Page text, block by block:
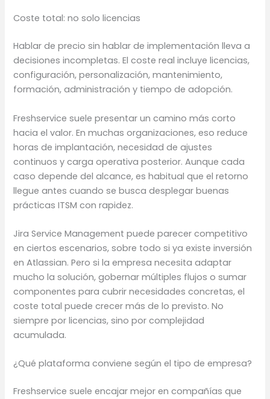
Coste total: no solo licencias
Hablar de precio sin hablar de implementación lleva a
decisiones incompletas. El coste real incluye licencias,
configuración, personalización, mantenimiento,
formación, administración y tiempo de adopción.
Freshservice suele presentar un camino más corto
hacia el valor. En muchas organizaciones, eso reduce
horas de implantación, necesidad de ajustes
continuos y carga operativa posterior. Aunque cada
caso depende del alcance, es habitual que el retorno
llegue antes cuando se busca desplegar buenas
prácticas ITSM con rapidez.
Jira Service Management puede parecer competitivo
en ciertos escenarios, sobre todo si ya existe inversión
en Atlassian. Pero si la empresa necesita adaptar
mucho la solución, gobernar múltiples flujos o sumar
componentes para cubrir necesidades concretas, el
coste total puede crecer más de lo previsto. No
siempre por licencias, sino por complejidad
acumulada.
¿Qué plataforma conviene según el tipo de empresa?
Freshservice suele encajar mejor en compañías que